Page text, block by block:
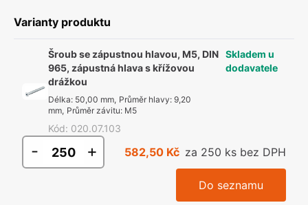
Varianty produktu
Šroub se zápustnou hlavou, M5, DIN
965, zápustná hlava s křížovou
drážkou
Délka: 50,00 mm, Průměr hlavy:9,20
mm, Průměr závitu: M5
Kód: 020.07.103
Skladem u
dodavatele
- + 582,50 Kč za 250 ks bez DPH
Do seznamu